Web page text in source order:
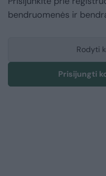
bendruomenės ir
Rodyti
Prisijungti